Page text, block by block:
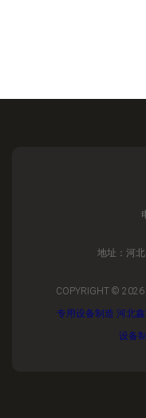
地址：河
COPYRIGHT © 2026
专用设备制造 河北
设备